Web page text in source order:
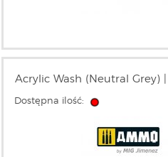
Acrylic Wash (Neutral Grey)
Dostępna ilość: